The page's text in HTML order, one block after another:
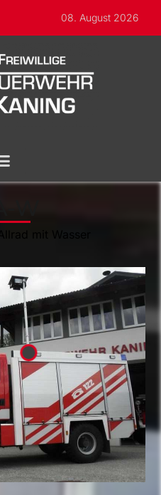
08. August 2026
mit Wasser